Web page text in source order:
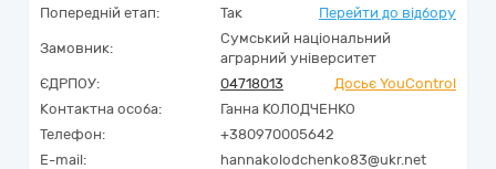
Попередній етап:
Так Перейти до відбору
Замовник:
Сумський національний
аграрний університет
ЄДРПОУ:
04718013
Досьє YouControl
Контактна особа:
Ганна КОЛОДЧЕНКО
Телефон:
+380970005642
E-mail:
hannakolodchenko83@ukr.net